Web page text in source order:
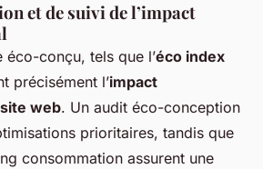
et de suivi de l’impact
éco-conçu, tels que l’éco index
précisément l’impact
web. Un audit éco-conception
prioritaires, tandis que
consommation assurent une